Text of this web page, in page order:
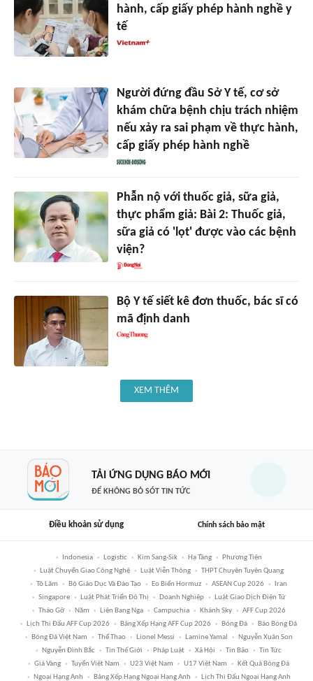
hành, cấp giấy phép hành nghề y
tế
Người đứng đầu Sở Y tế, cơ sở
khám chữa bệnh chịu trách nhiệm
nếu xảy ra sai phạm về thực hành,
cấp giấy phép hành nghề
Phẫn nộ với thuốc giả, sữa giả,
thực phẩm giả: Bài 2: Thuốc giả,
sữa giả có 'lọt' được vào các bệnh
viện?
Bộ Y tế siết kê đơn thuốc, bác sĩ có
mã định danh
XEM THÊM
TẢI ỨNG DỤNG BÁO MỚI
ĐỂ KHÔNG BỎ SÓT TIN TỨC
Điều khoản sử dụng Chính sách bảo mật
Indonesia Logistic Kim Sang-Sik Hạ Tầng
Phương Tiện
Luật Chuyển Giao Công Nghệ
Luật Viễn Thông
THPT Chuyên Tuyên Quang
Tô Lâm
Bộ Giáo Dục Và Đào Tạo Eo Biển Hormuz ASEAN Cup 2026
Iran
Singapore
Luật Phát Triển Đô Thị Doanh Nghiệp
Luật Giao Dịch Điện Tử
Tháo Gỡ
Năm Liên Bang Nga Campuchia Khánh Sky
AFF Cup 2026
Lịch Thi Đấu AFF Cup 2026
Bảng Xếp Hạng AFF Cup 2026 Bóng Đá
Báo Bóng Đá
Bóng Đá Việt Nam
Thể Thao Lionel Messi Lamine Yamal
Nguyễn Xuân Son
Nguyễn Đình Bắc
Tin Thế Giới Pháp Luật Xã Hội Tin Bão
Tin Tức
Giá Vàng
Tuyển Việt Nam U23 Việt Nam U17 Việt Nam
Kết Quả Bóng Đá
Ngoại Hạng Anh
Bảng Xếp Hạng Ngoại Hạng Anh Lịch Thi Đấu Ngoại Hạng Anh